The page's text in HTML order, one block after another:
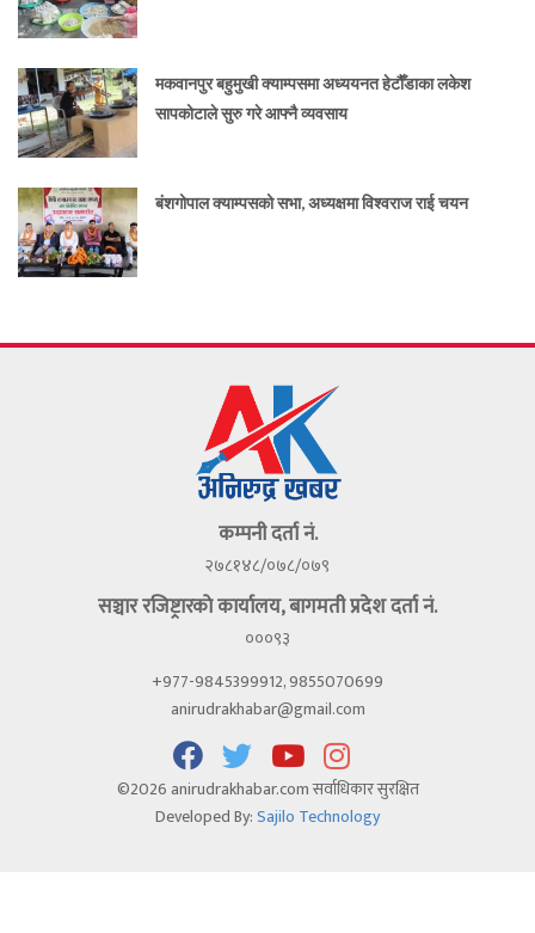
मकवानपुर बहुमुखी क्याम्पसमा अध्ययनत हेटौँडाका लकेश
सापकोटाले सुरु गरे आफ्नै व्यवसाय
बंशगोपाल क्याम्पसको सभा, अध्यक्षमा विश्वराज राई चयन
कम्पनी दर्ता नं.
२७८१४८/०७८/०७९
सञ्चार रजिष्ट्रारकाे कार्यालय, बागमती प्रदेश दर्ता नं.
०००९३
+977-9845399912, 9855070699
anirudrakhabar@gmail.com
©2026 anirudrakhabar.com सर्वाधिकार सुरक्षित
Developed By:Sajilo Technology